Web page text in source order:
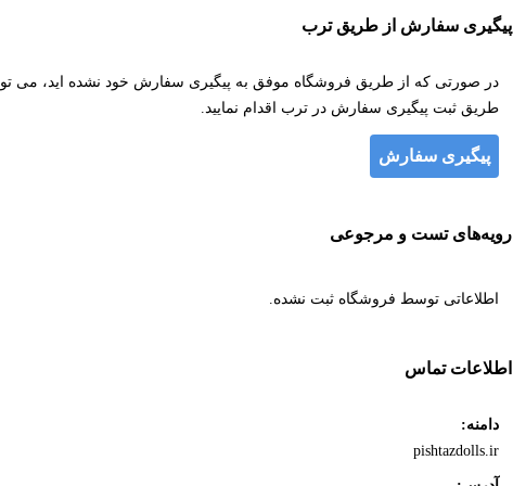
پیگیری سفارش از طریق ترب
در صورتی که از طریق فروشگاه موفق به پیگیری سفارش خود نشده اید، می
طریق ثبت پیگیری سفارش در ترب اقدام نمایید.
پیگیری سفارش
رویه‌های تست و مرجوعی
اطلاعاتی توسط فروشگاه ثبت نشده.
اطلاعات تماس
دامنه:
pishtazdolls.ir